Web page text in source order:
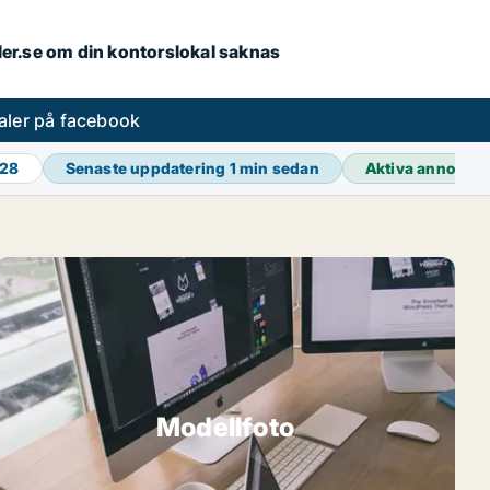
om din kontorslokal saknas
på facebook
Senaste uppdatering 1 min sedan Aktiva
Modellfoto